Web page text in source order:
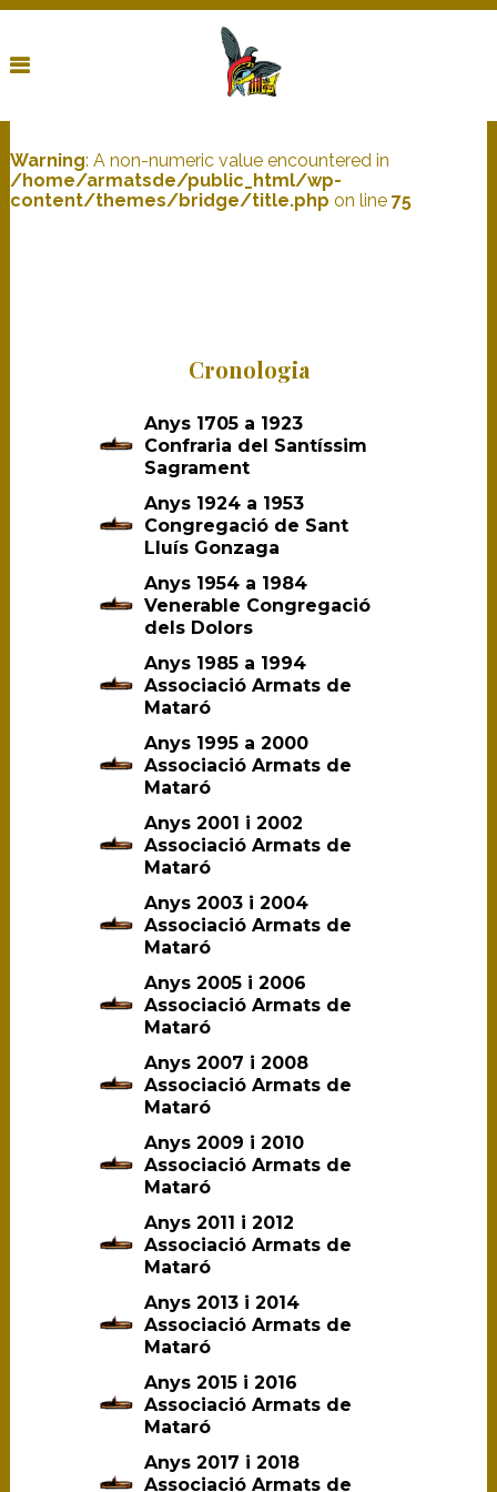
Warning: A non-numeric value encountered in
/home/armatsde/public_html/wp-
content/themes/bridge/title.php on line 75
Cronologia
Anys 1705 a 1923
Confraria del Santíssim
Sagrament
Anys 1924 a 1953
Congregació de Sant
Lluís Gonzaga
Anys 1954 a 1984
Venerable Congregació
dels Dolors
Anys 1985 a 1994
Associació Armats de
Mataró
Anys 1995 a 2000
Associació Armats de
Mataró
Anys 2001 i 2002
Associació Armats de
Mataró
Anys 2003 i 2004
Associació Armats de
Mataró
Anys 2005 i 2006
Associació Armats de
Mataró
Anys 2007 i 2008
Associació Armats de
Mataró
Anys 2009 i 2010
Associació Armats de
Mataró
Anys 2011 i 2012
Associació Armats de
Mataró
Anys 2013 i 2014
Associació Armats de
Mataró
Anys 2015 i 2016
Associació Armats de
Mataró
Anys 2017 i 2018
Associació Armats de